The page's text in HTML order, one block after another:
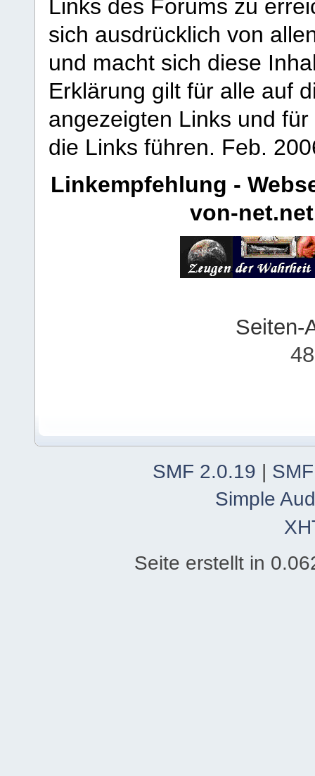
Links des Forums zu
sich ausdrücklich von
und macht sich diese
Erklärung gilt für alle auf
angezeigten Links und
die Links führen. Feb.
Linkempfehlung -
von-net.net
Seiten-
SMF 2.0.19
Simple
Seite erstellt in